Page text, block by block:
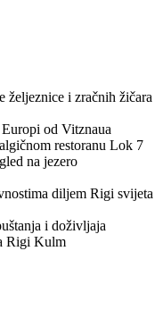
željeznice i zračnih žičara
od Vitznaua
restoranu Lok 7
na jezero
diljem Rigi svijeta
i doživljaja
Rigi Kulm